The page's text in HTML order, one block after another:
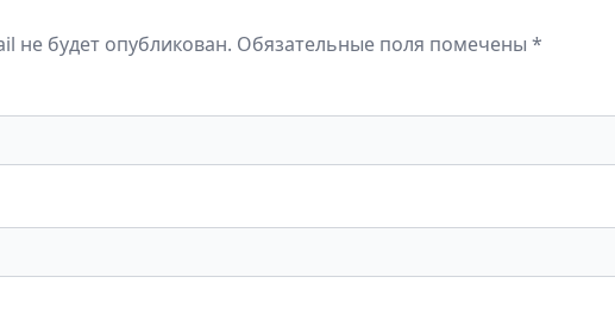
не будет опубликован. Обязательные поля помечены *